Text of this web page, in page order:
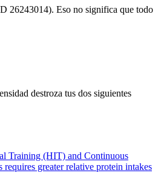
26243014). Eso no significa que todo
destroza tus dos siguientes
Training (HIT) and Continuous
greater relative protein intakes